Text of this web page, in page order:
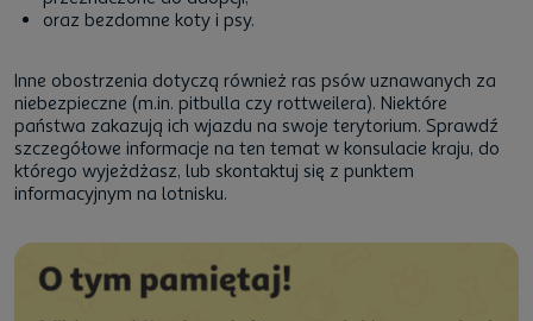
oraz bezdomne koty i psy.
Inne obostrzenia dotyczą również ras psów uznawanych za
niebezpieczne (m.in. pitbulla czy rottweilera). Niektóre
państwa zakazują ich wjazdu na swoje terytorium. Sprawdź
szczegółowe informacje na ten temat w konsulacie kraju, do
którego wyjeżdżasz, lub skontaktuj się z punktem
informacyjnym na lotnisku.